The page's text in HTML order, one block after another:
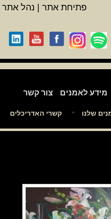
שלנו קשרי האדריכלים
מידע לאמנים צור קשר
פתיחת אתר נהל אתר